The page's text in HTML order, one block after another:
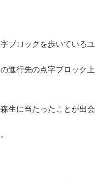
ブロックを歩いているユ
進行先の点字ブロック
生に当たったことが出会